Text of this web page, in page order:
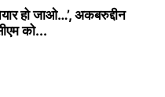
हो जाओ…’, अकबरुद्दीन
को...